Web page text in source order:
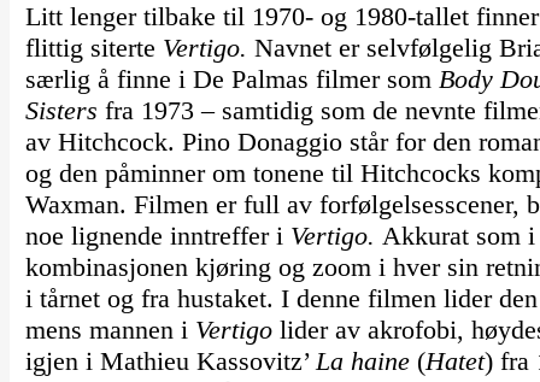
Litt lenger tilbake til 1970- og 1980-tallet
flittig siterte Vertigo. Navnet er selvfølgelig
særlig å finne i De Palmas filmer som Body
Sisters fra 1973 – samtidig som de nevnte
av Hitchcock. Pino Donaggio står for den
og den påminner om tonene til Hitchcocks
Waxman. Filmen er full av forfølgelsesscener,
noe lignende inntreffer i Vertigo. Akkurat som
kombinasjonen kjøring og zoom i hver sin
i tårnet og fra hustaket. I denne filmen lider
mens mannen i Vertigo lider av akrofobi,
igjen i Mathieu Kassovitz’La haine(Hatet) fra